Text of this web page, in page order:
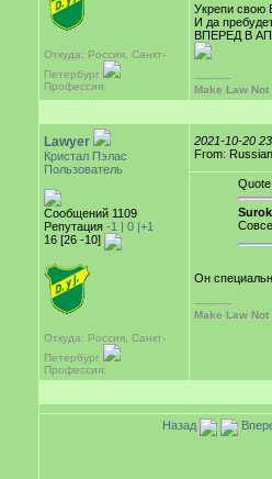
Откуда: Россия, Санкт-
Петербург
Профессия:
Укрепи свою
И да
ВПЕРЕД В
-----------
Make Law Not
Lawyer
Кристал Пэлас
Пользователь
Сообщений 1109
Репутация -1 | 0 |+1
16 [26 -10]
Откуда: Россия, Санкт-
Петербург
Профессия:
2021-10-20
From:
Quote
Он
-----------
Make Law Not
Назад